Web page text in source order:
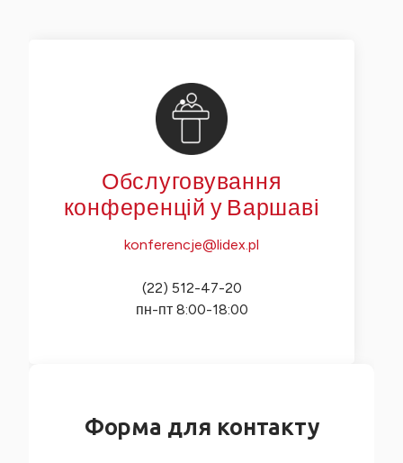
Обслуговування
конференцій у Варшаві
konferencje@lidex.pl
(22) 512-47-20
пн-пт 8:00-18:00
Форма для контакту